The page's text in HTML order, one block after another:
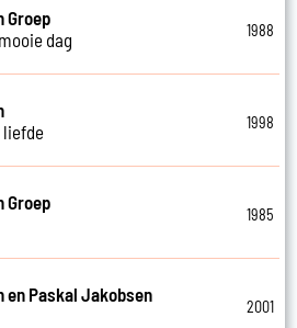
Groep
dag
1988
liefde
1998
Groep
1985
en Paskal Jakobsen
2001